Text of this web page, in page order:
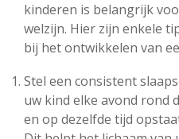
kinderen is belangrijk
welzijn. Hier zijn enkele
bij het ontwikkelen van
Stel een consistent
uw kind elke avond rond
en op dezelfde tijd